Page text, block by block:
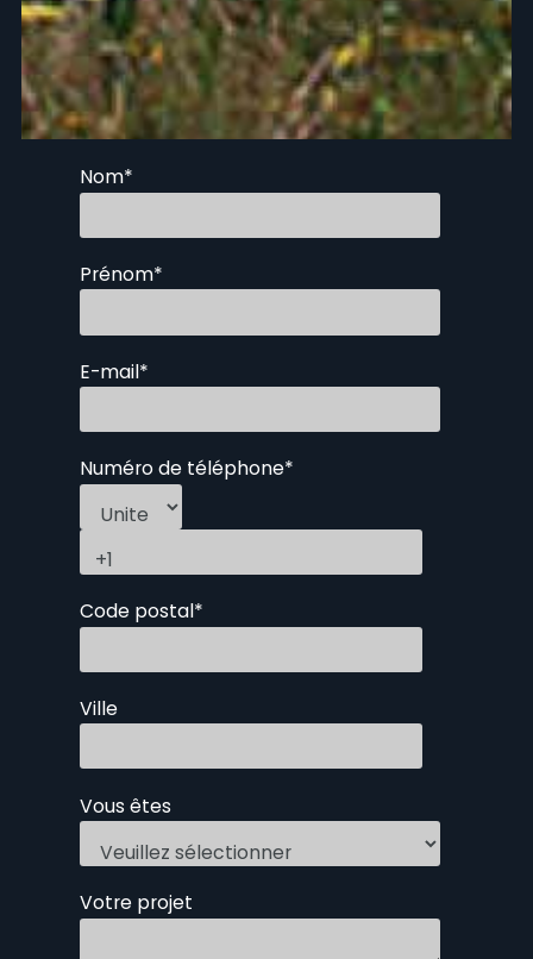
Nom*
Prénom*
E-mail*
Numéro de téléphone*
Code postal*
Ville
Vous êtes
Votre projet